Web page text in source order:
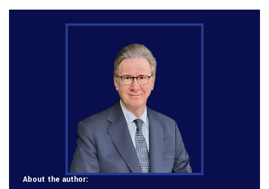
About the author: